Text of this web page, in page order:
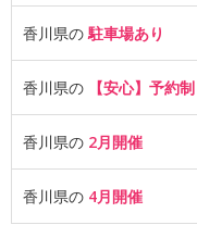
香川県の 駐車場あり
香川県の 【安心】予約制
香川県の 2月開催
香川県の 4月開催